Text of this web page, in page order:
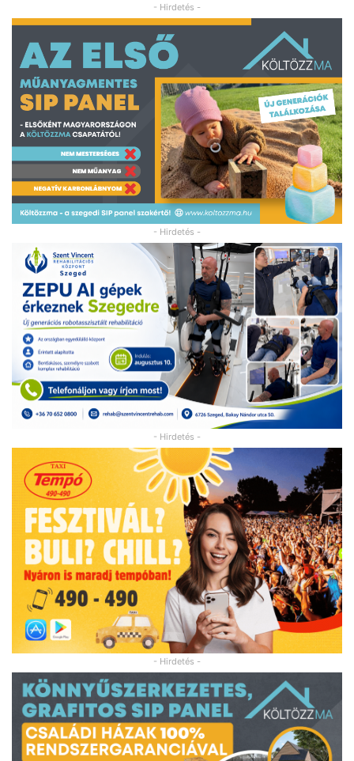
- Hirdetés -
- Hirdetés -
- Hirdetés -
- Hirdetés -